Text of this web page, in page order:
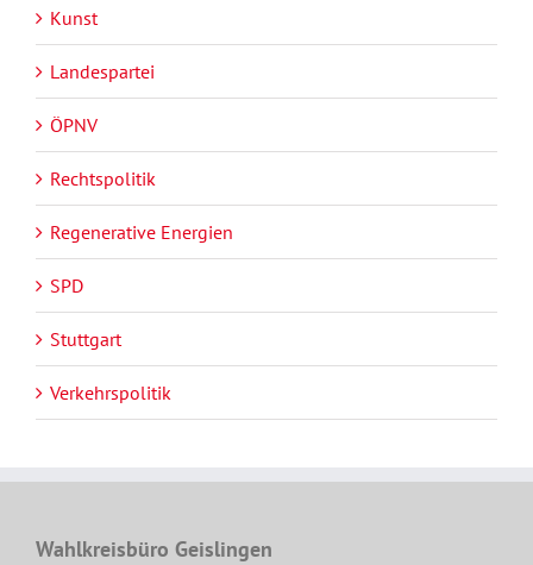
Kunst
Landespartei
ÖPNV
Rechtspolitik
Regenerative Energien
SPD
Stuttgart
Verkehrspolitik
Wahlkreisbüro Geislingen